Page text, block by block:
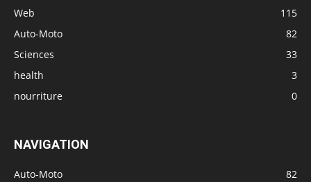
Web
115
Auto-Moto
82
Sciences
33
health
3
nourriture
0
NAVIGATION
Auto-Moto
82